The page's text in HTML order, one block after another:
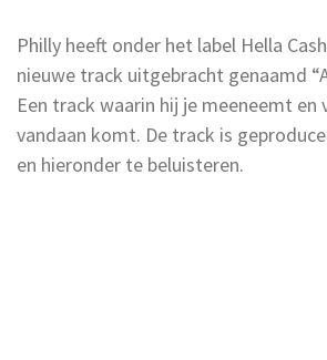
Philly heeft onder het label Hella
nieuwe track uitgebracht genaamd
Een track waarin hij je meeneemt en
vandaan komt. De track is
en hieronder te beluisteren.